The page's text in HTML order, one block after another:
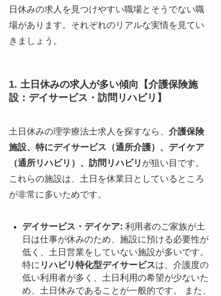
日休みの求人を見つけやすい職場とそうでない職
場があります。それぞれのリアルな実情を見てい
きましょう。
1. 土日休みの求人が多い傾向【介護保険施
設：デイサービス・訪問リハビリ】
土日休みの理学療法士求人を探すなら、 介護保険
施設、特にデイサービス（通所介護）、デイケア
（通所リハビリ）、訪問リハビリ が狙い目です。
これらの施設は、土日を休業日としているところ
が非常に多いためです。
デイサービス・デイケア: 利用者のご家族が土
日は仕事が休みのため、施設に預ける必要性が
低く、土日営業をしていない施設が多いです。
特に リハビリ特化型デイサービスは、介護度の
低い利用者が多く、土日利用の希望が少ないた
め、土日休みであることが一般的です。 また、